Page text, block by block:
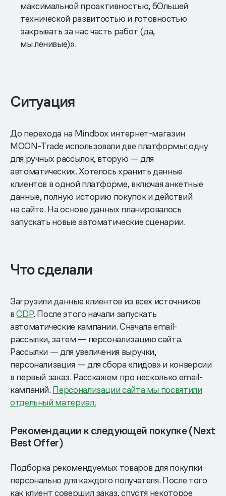
максимальной проактивностью, бОльшей
технической развитостью и готовностью
закрывать за нас часть работ (да,
мы ленивые)».
Ситуация
До перехода на Mindbox интернет-магазин
MOON-Trade использовали две платформы: одну
для ручных рассылок, вторую — для
автоматических. Хотелось хранить данные
клиентов в одной платформе, включая анкетные
данные, полную историю покупок и действий
на сайте. На основе данных планировалось
запускать новые автоматические сценарии.
Что сделали
Загрузили данные клиентов из всех источников
вCDP. После этого начали запускать
автоматические кампании. Сначала email-
рассылки, затем — персонализацию сайта.
Рассылки — для увеличения выручки,
персонализация — для сбора «лидов» и конверсии
в первый заказ. Расскажем про несколько email-
кампаний.Персонализации сайта мы посвятили
отдельный материал.
Рекомендации к следующей покупке (Next
Best Offer)
Подборка рекомендуемых товаров для покупки
персонально для каждого получателя. После того
как клиент совершил заказ, спустя некоторое